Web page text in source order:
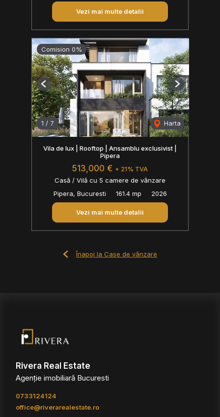
Vezi mai multe detalii
Comision 0%
1 / 7 Harta
Previous Next
Vila de lux | Rooftop | Ansamblu exclusivist |
Pipera
513,000 € + 21% TVA
Casă / Vilă cu 5 camere de vânzare
Pipera, Bucuresti
161.4 mp 2026
Vezi mai multe detalii
Înapoi la Case de vânzare
Rivera Real Estate
Agenție imobiliară Bucuresti
0733124124
office@riverarealestate.ro